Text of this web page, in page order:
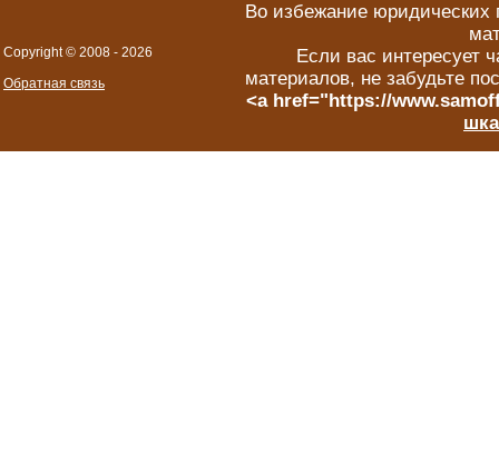
Copyright © 2008 - 2026
Обратная связь
Во избежание юридических
Если вас интересует
материалов, не забудьте
<a href="https://